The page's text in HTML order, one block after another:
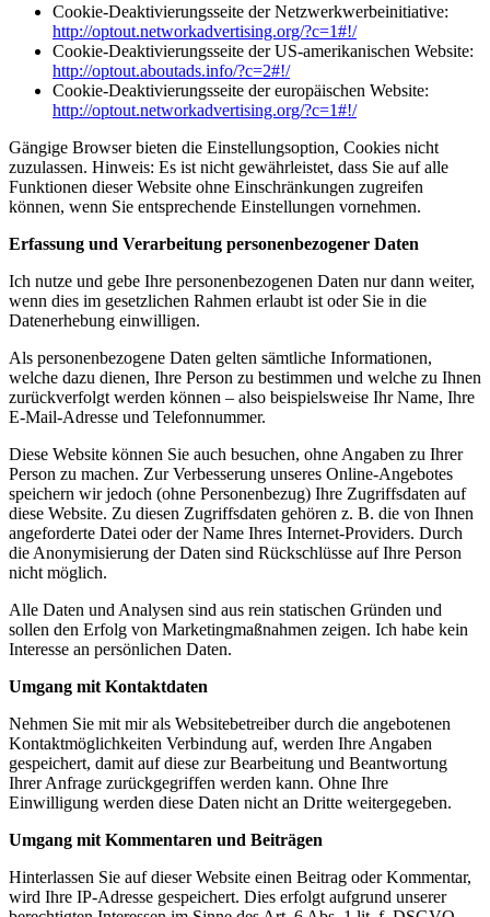
Cookie-Deaktivierungsseite der Netzwerkwerbeinitiative:
http://optout.networkadvertising.org/?c=1#!/
Cookie-Deaktivierungsseite der US-amerikanischen Website:
http://optout.aboutads.info/?c=2#!/
Cookie-Deaktivierungsseite der europäischen Website:
http://optout.networkadvertising.org/?c=1#!/
Gängige Browser bieten die Einstellungsoption, Cookies nicht
zuzulassen. Hinweis: Es ist nicht gewährleistet, dass Sie auf alle
Funktionen dieser Website ohne Einschränkungen zugreifen
können, wenn Sie entsprechende Einstellungen vornehmen.
Erfassung und Verarbeitung personenbezogener Daten
Ich nutze und gebe Ihre personenbezogenen Daten nur dann weiter,
wenn dies im gesetzlichen Rahmen erlaubt ist oder Sie in die
Datenerhebung einwilligen.
Als personenbezogene Daten gelten sämtliche Informationen,
welche dazu dienen, Ihre Person zu bestimmen und welche zu Ihnen
zurückverfolgt werden können – also beispielsweise Ihr Name, Ihre
E-Mail-Adresse und Telefonnummer.
Diese Website können Sie auch besuchen, ohne Angaben zu Ihrer
Person zu machen. Zur Verbesserung unseres Online-Angebotes
speichern wir jedoch (ohne Personenbezug) Ihre Zugriffsdaten auf
diese Website. Zu diesen Zugriffsdaten gehören z. B. die von Ihnen
angeforderte Datei oder der Name Ihres Internet-Providers. Durch
die Anonymisierung der Daten sind Rückschlüsse auf Ihre Person
nicht möglich.
Alle Daten und Analysen sind aus rein statischen Gründen und
sollen den Erfolg von Marketingmaßnahmen zeigen. Ich habe kein
Interesse an persönlichen Daten.
Umgang mit Kontaktdaten
Nehmen Sie mit mir als Websitebetreiber durch die angebotenen
Kontaktmöglichkeiten Verbindung auf, werden Ihre Angaben
gespeichert, damit auf diese zur Bearbeitung und Beantwortung
Ihrer Anfrage zurückgegriffen werden kann. Ohne Ihre
Einwilligung werden diese Daten nicht an Dritte weitergegeben.
Umgang mit Kommentaren und Beiträgen
Hinterlassen Sie auf dieser Website einen Beitrag oder Kommentar,
wird Ihre IP-Adresse gespeichert. Dies erfolgt aufgrund unserer